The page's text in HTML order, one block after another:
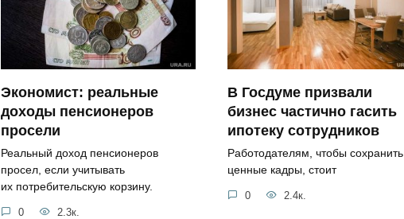
Экономист: реальные
доходы пенсионеров
просели
Реальный доход пенсионеров
просел, если учитывать
их потребительскую корзину.
0 2.3к.
В Госдуме призвали
бизнес частично гасить
ипотеку сотрудников
Работодателям, чтобы сохранить
ценные кадры, стоит
0 2.4к.